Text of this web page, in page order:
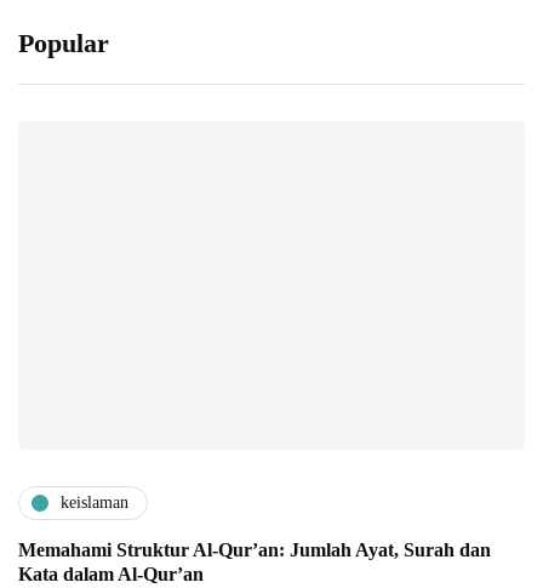
Popular
keislaman
Memahami Struktur Al-Qur’an: Jumlah Ayat, Surah dan
Kata dalam Al-Qur’an